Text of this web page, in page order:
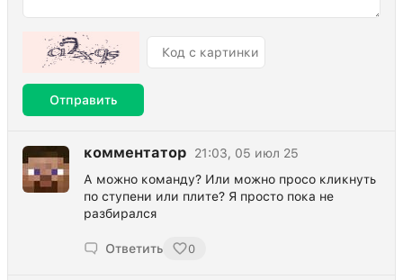
Отправить
комментатор
21:03, 05 июл 25
А можно команду? Или можно просо кликнуть
по ступени или плите? Я просто пока не
разбирался
Ответить 0